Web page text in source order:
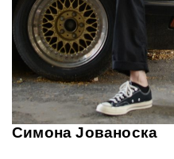
Симона Јованоска